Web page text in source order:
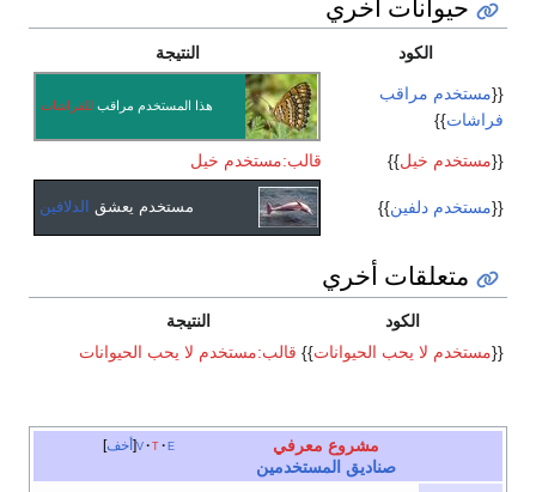
حيوانات أخري
الكود النتيجة
{{مستخدم مراقب
فراشات}}
هذا المستخدم مراقب للفراشات
{{مستخدم خيل}} قالب:مستخدم خيل
{{مستخدم دلفين}} مستخدم يعشق الدلافين
متعلقات أخري
الكود
النتيجة
{{مستخدم لا يحب الحيوانات}} قالب:مستخدم لا يحب الحيوانات
أخف v t e
مشروع معرفي
صناديق المستخدمين